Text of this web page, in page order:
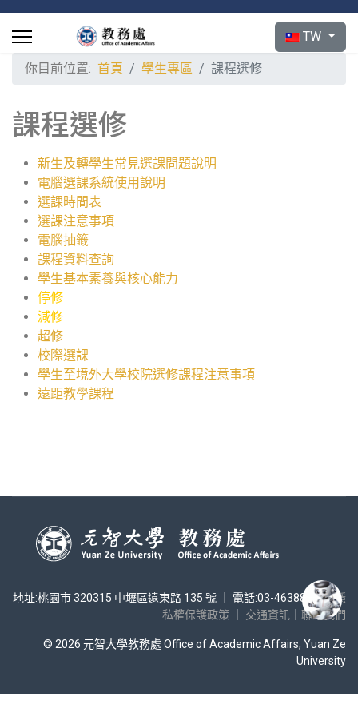
選擇你的語言
TW
你目前位置: 首頁 學生專區 課程選修
課程選修
新生及轉學生常見選課問題說明
電腦選課系統使用說明
選課時間表
選課注意事項
電腦抽籤
課程資料查詢
學生基本素養與核心能力
停修
減修
超修
校際選課
學生至境外大學校院選修課程注意事項
遠距教學課程
地址:桃園市 320315 中壢區遠東路 135 號 ｜ 電話:03-4638800 ｜隱
私權保護政策
交通資訊 聯絡我們
© 2026 元智大學教務處 Office of Academic Affairs, Yuan Ze
University